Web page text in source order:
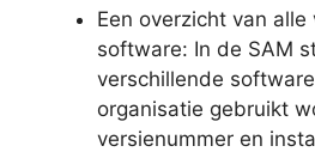
Een overzicht van alle
software: In de SAM
verschillende
organisatie gebruikt
versienummer en